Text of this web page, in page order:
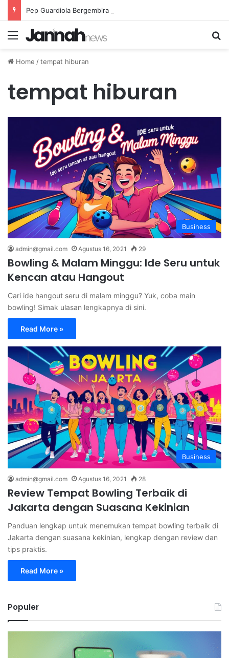
Menu
Home /tempat hiburan
tempat hiburan
Business
admin@gmail.com Agustus 16, 2021 29
Bowling & Malam Minggu: Ide Seru untuk
Kencan atau Hangout
Cari ide hangout seru di malam minggu? Yuk, coba main
bowling! Simak ulasan lengkapnya di sini.
Read More »
Business
admin@gmail.com Agustus 16, 2021 28
Review Tempat Bowling Terbaik di
Jakarta dengan Suasana Kekinian
Panduan lengkap untuk menemukan tempat bowling terbaik di
Jakarta dengan suasana kekinian, lengkap dengan review dan
tips praktis.
Read More »
Populer